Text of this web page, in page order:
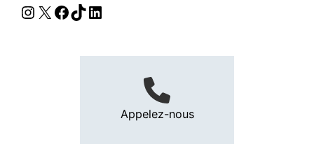
Instagram
X Facebook
TikTok
LinkedIn
Appelez-nous